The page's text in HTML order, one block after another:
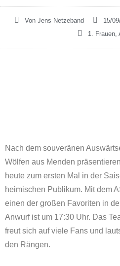
VonJens Netzeband 15/
1. Frauen
Nach dem souveränen
Wölfen aus Menden
heute zum ersten Mal in der
heimischen Publikum. Mit dem
einen der großen Favoriten in
Anwurf ist um 17:30 Uhr. Das
freut sich auf viele Fans und
den Rängen.